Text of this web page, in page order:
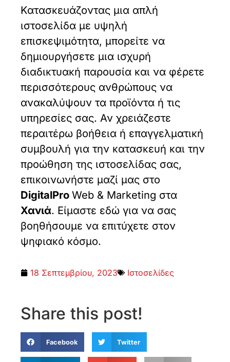
Κατασκευάζοντας μια απλή
ιστοσελίδα με υψηλή
επισκεψιμότητα, μπορείτε να
δημιουργήσετε μια ισχυρή
διαδικτυακή παρουσία και να φέρετε
περισσότερους ανθρώπους να
ανακαλύψουν τα προϊόντα ή τις
υπηρεσίες σας. Αν χρειάζεστε
περαιτέρω βοήθεια ή επαγγελματική
συμβουλή για την κατασκευή και την
προώθηση της ιστοσελίδας σας,
επικοινωνήστε μαζί μας στο
DigitalProWeb & Marketing στα
Χανιά. Είμαστε εδώ για να σας
βοηθήσουμε να επιτύχετε στον
ψηφιακό κόσμο.
18 Σεπτεμβρίου, 2023 Ιστοσελίδες
Share this post!
Facebook Twitter